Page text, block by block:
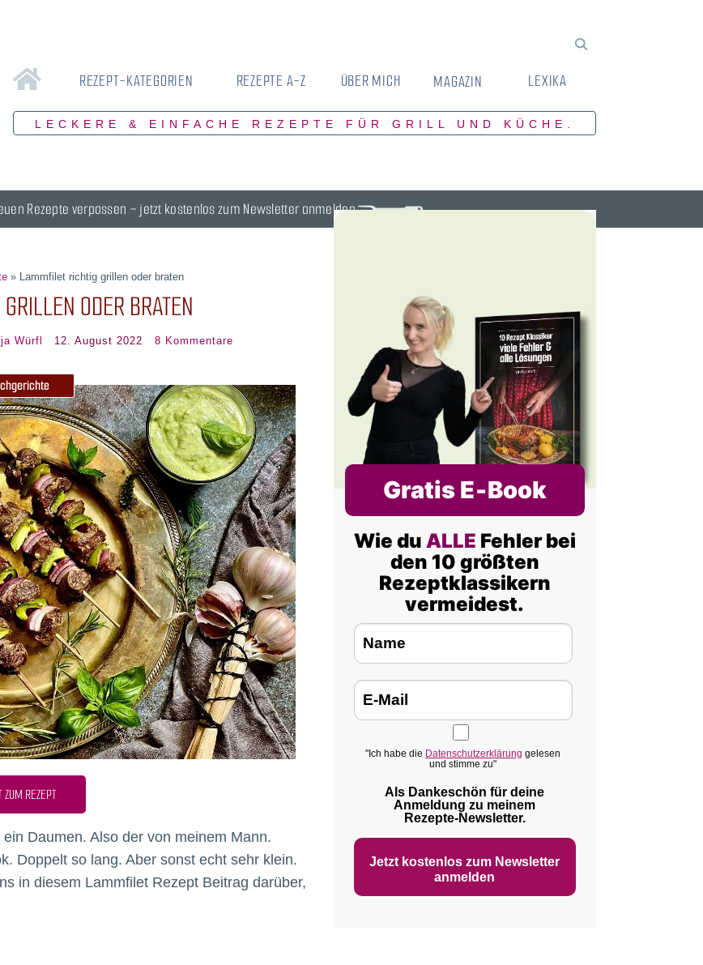
REZEPT-KATEGORIEN REZEPTE A-Z ÜBER MICH MAGAZIN LEXIKA
LECKERE & EINFACHE REZEPTE FÜR GRILL UND KÜCHE.
Rezepte verpassen – jetzt kostenlos zum Newsletter anmelden.
» Lammfilet richtig grillen oder braten
ODER BRATEN
Würfl 12. August 2022 8 Kommentare
ZUM REZEPT
Daumen. Also der von meinem Mann.
Doppelt so lang. Aber sonst echt sehr klein.
in diesem Lammfilet Rezept Beitrag darüber,
Gratis E‑Book
Wie du ALLE Fehler bei
den 10 größten
Rezeptklassikern
vermeidest.
"Ich habe die Datenschutzerklärung gelesen
und stimme zu"
Als Dankeschön für deine
Anmeldung zu meinem
Rezepte‑Newsletter.
Jetzt kostenlos zum Newsletter
anmelden